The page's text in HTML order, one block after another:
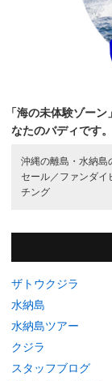
「海の未体験ゾー
なたのバディです。
沖縄の離島・水納島
セール／ ファンダイ
チング
ザトウクジラ
水納島
水納島ツアー
クジラ
スタッフブログ